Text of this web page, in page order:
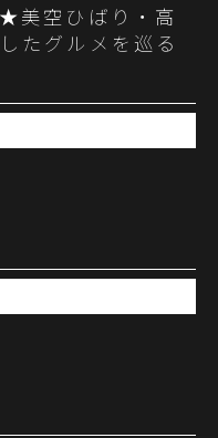
美空ひばり・高
たグルメを巡る